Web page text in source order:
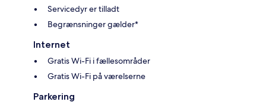
Servicedyr er tilladt
Begrænsninger gælder*
Internet
Gratis Wi-Fi i fællesområder
Gratis Wi-Fi på værelserne
Parkering